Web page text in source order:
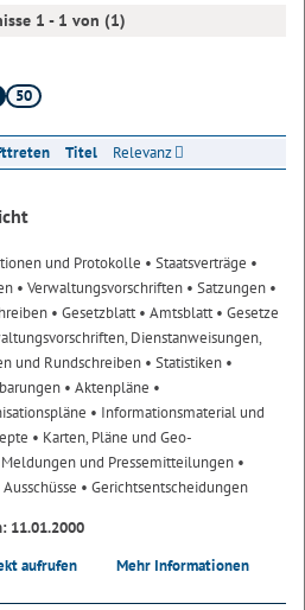
1 - 1 von (1)
50
Titel Relevanz
und Protokolle • Staatsverträge •
• Verwaltungsvorschriften • Satzungen •
• Gesetzblatt• Amtsblatt• Gesetze
Dienstanweisungen,
und Rundschreiben • Statistiken •
• Aktenpläne •
• Informationsmaterial und
• Karten, Pläne und Geo-
und Pressemitteilungen •
• Gerichtsentscheidungen
11.01.2000
aufrufen Mehr Informationen